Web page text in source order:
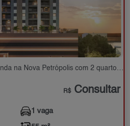
na Nova Petrópolis com 2 quartos - 55 m²
R$ Consultar
1 vaga